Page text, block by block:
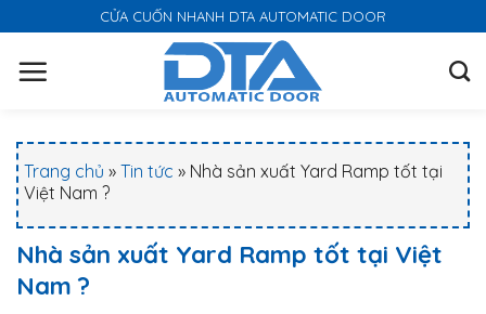
k
CỬA CUỐN NHANH DTA AUTOMATIC DOOR
Trang chủ » Tin tức » Nhà sản xuất Yard Ramp tốt tại
Việt Nam ?
Nhà sản xuất Yard Ramp tốt tại Việt
Nam ?